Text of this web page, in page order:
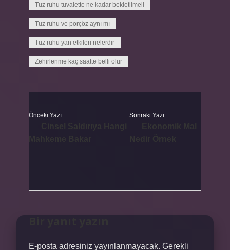
Tuz ruhu tuvalette ne kadar bekletilmeli
Tuz ruhu ve porçöz aynı mı
Tuz ruhu yan etkileri nelerdir
Zehirlenme kaç saatte belli olur
Önceki Yazı Sonraki Yazı
E-posta adresiniz yayınlanmayacak. Gerekli